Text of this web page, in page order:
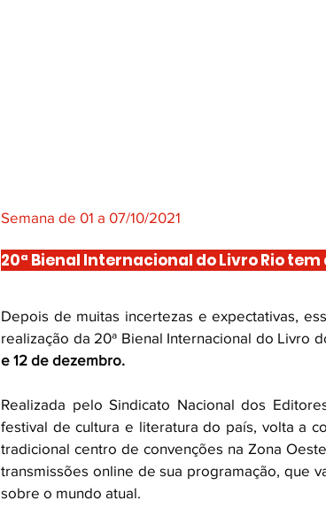
Semana de 01 a 07/10/2021
20ª Bienal Internacional do Livro Rio
Depois de muitas incertezas e expectativas,
realização da 20ª Bienal Internacional do Livro
e 12 de dezembro.
Realizada pelo Sindicato Nacional dos
festival de cultura e literatura do país, volta a
tradicional centro de convenções na Zona
transmissões online de sua programação, que
sobre o mundo atual.